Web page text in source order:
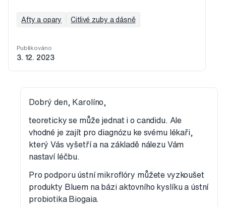
Afty a opary Citlivé zuby a dásně
Publikováno
3. 12. 2023
Dobrý den, Karolíno,
teoreticky se může jednat i o candidu. Ale
vhodné je zajít pro diagnózu ke svému lékaři,
který Vás vyšetří a na základě nálezu Vám
nastaví léčbu.
Pro podporu ústní mikroflóry můžete vyzkoušet
produkty Bluem na bázi aktovního kyslíku a ústní
probiotika Biogaia.